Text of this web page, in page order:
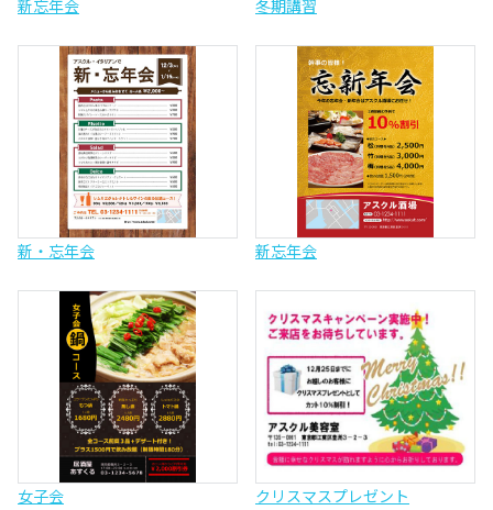
新忘年会 冬期講習
新・忘年会 新忘年会
女子会 クリスマスプレゼント